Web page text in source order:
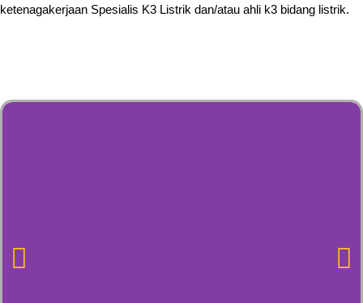
ketenagakerjaan Spesialis K3 Listrik dan/atau ahli k3 bidang listrik.